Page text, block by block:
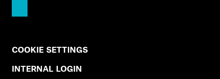
COOKIE SETTINGS
INTERNAL LOGIN